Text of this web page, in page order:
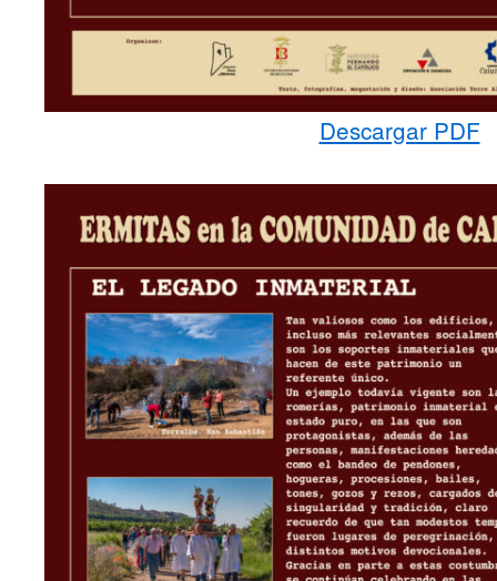
Descargar PDF